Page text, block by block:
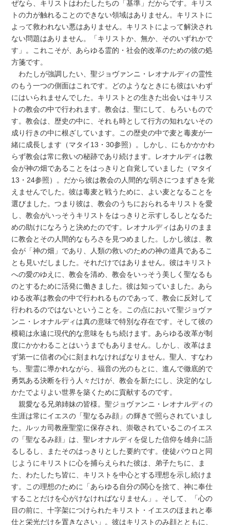
ぜなら、キリストはわたしたちの「基準」だからです。キリス
トの力が触れることのできない領域はありません。キリストに
よって救われない悪はありません。キリストによって解決され
ない問題はありません。「キリストか、無か、そのいずれかで
す」。これこそが、あらゆる霊的・社会的改革のための彼の処
方箋です。
わたしが強調したい、聖ジョヴァンニ・レオナルディの霊性
のもう一つの側面はこれです。どのようなときにも彼はいわず
にはいられませんでした。キリストとの生きた出会いはキリス
トの教会の中で行われます。教会は、聖にして、もろいもので
す。教会は、歴史の中に、それも時として行方の知れないその
成り行きの中に根ざしています。この歴史の中で麦と毒麦が一
緒に成長します（マタイ13・30参照）。しかし、にもかかかわ
らず教会は常に救いの秘跡であり続けます。レオナルディは教
会が神の畑であることをはっきりと自覚していました（マタイ
13・24参照）。だから彼は教会の人間的な弱さにつまずきを覚
えませんでした。彼は毒麦と戦うために、よい麦となることを
選びました。つまり彼は、教会のうちにおられるキリストを愛
し、教会がいっそうキリストをはっきりと示すしるしとなるた
めの助けになろうと決めたのです。レオナルディはありのまま
に教会とその人間的なもろさを見つめました。しかし彼は、教
会が「神の畑」であり、人類の救いのための神の道具であるこ
とも見いだしました。それだけではありません。彼はキリスト
への愛のゆえに、教会を清め、教会をいっそう美しく聖なるも
のとするために活発に働きました。彼は知っていました。あら
ゆる改革は教会の中で行われるものであって、教会に反対して
行われるのではないということを。この点において聖ジョヴァ
ンニ・レオナルディは真の意味で特別な存在です。そして彼の
模範は永遠に現代的な意味をもち続けます。あらゆる改革が制
度にかかわることはいうまでもありません。しかし、改革はま
ず第一に信者の心に刻まれなければなりません。聖人、すなわ
ち、聖霊に導かれながら、福音の光のもとに、進んで徹底的で
勇気ある決断を行う人々だけが、教会を新たにし、決定的なし
かたでよりよい世界を築くために貢献するのです。
親愛なる兄弟姉妹の皆様。聖ジョヴァンニ・レオナルディの
生涯は常にイエスの「聖なるみ顔」の輝きで照らされていまし
た。ルッカ司教座聖堂に保存され、崇敬されているこのイエス
の「聖なるみ顔」は、聖レオナルディを促した信仰を雄弁に語
るしるし、またそのはっきりとした要約です。使徒パウロと同
じようにキリストに心を捕らえられた彼は、弟子たちに、ま
た、わたしたち皆に、キリストを中心とする理想を示し続けま
す。この理想のために「あらゆる自分の関心を捨て、神に奉仕
することだけを心がけなければなりません」。そして、「心の
目の前に、十字架につけられたキリスト・イエスのほまれと奉
仕と栄光だけを置きなさい」。彼はキリストのみ顔とともに、